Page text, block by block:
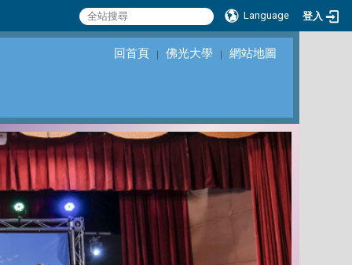
Language 登入
回首頁 ｜ 佛光大學 ｜ 網站地圖